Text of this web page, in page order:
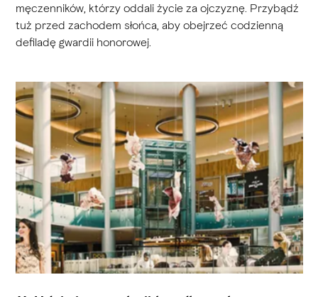
męczenników, którzy oddali życie za ojczyznę. Przybądź
tuż przed zachodem słońca, aby obejrzeć codzienną
defiladę gwardii honorowej.